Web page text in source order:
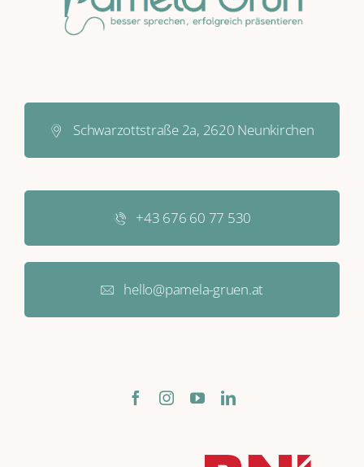
Schwarzottstraße 2a, 2620 Neunkirchen
+43 676 60 77 530
hello@pamela-gruen.at